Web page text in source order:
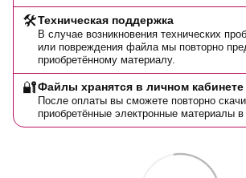
🛠️Техническая поддержка
В случае возникновения технических
или повреждения файла мы повторно
приобретённому материалу.
🔐Файлы хранятся в личном кабинете
После оплаты вы сможете повторно
приобретённые электронные материалы в